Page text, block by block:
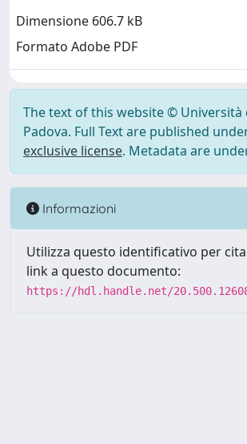
Dimensione 606.7 kB
Formato Adobe PDF
The text of this website © Università
Padova. Full Text are published
exclusive license. Metadata are
Informazioni
Utilizza questo identificativo per
link a questo documento:
https://hdl.handle.net/